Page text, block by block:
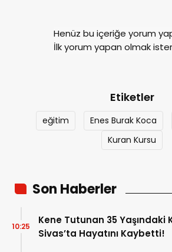
Henüz bu içeriğe yorum
İlk yorum yapan olmak
Etiketler
eğitim Enes Burak Koca
Kuran Kursu
Son Haberler
Kene Tutunan 35 Yaşındaki
Sivas’ta Hayatını Kaybetti!
10:25